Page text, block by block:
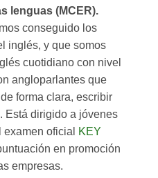
lenguas (MCER).
conseguido los
inglés, y que somos
cuotidiano con nivel
angloparlantes que
forma clara, escribir
Está dirigido a jóvenes
examen oficial KEY
en promoción
empresas.